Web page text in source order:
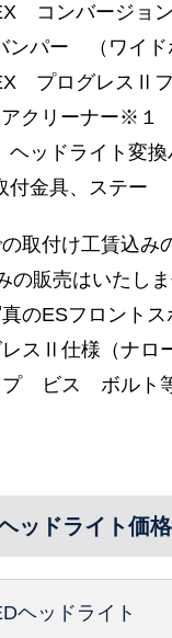
コンバージョ
ンパー （ワイ
プログレスⅡフ
クリーナー※１
ッドライト変換
取付金具、
取付け工賃込み
の販売はいたしま
のESフロントス
スⅡ仕様（ナロ
ビス ボルト等
ッドライト価格
ヘッドライト